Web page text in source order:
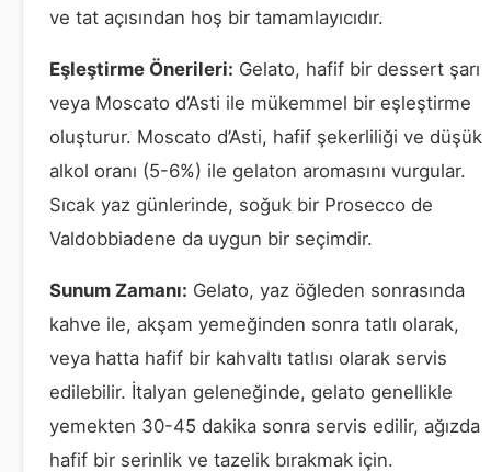
ve tat açısından hoş bir tamamlayıcıdır.
Eşleştirme Önerileri: Gelato, hafif bir dessert şarı
veya Moscato d’Asti ile mükemmel bir eşleştirme
oluşturur. Moscato d’Asti, hafif şekerliliği ve düşük
alkol oranı (5-6%) ile gelaton aromasını vurgular.
Sıcak yaz günlerinde, soğuk bir Prosecco de
Valdobbiadene da uygun bir seçimdir.
Sunum Zamanı: Gelato, yaz öğleden sonrasında
kahve ile, akşam yemeğinden sonra tatlı olarak,
veya hatta hafif bir kahvaltı tatlısı olarak servis
edilebilir. İtalyan geleneğinde, gelato genellikle
yemekten 30-45 dakika sonra servis edilir, ağızda
hafif bir serinlik ve tazelik bırakmak için.